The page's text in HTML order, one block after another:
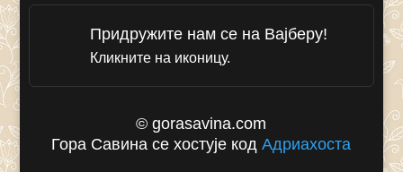
Придружите нам се на Вајберу!
Кликните на иконицу.
© gorasavina.com
Гора Савина се хостује кодАдриахоста